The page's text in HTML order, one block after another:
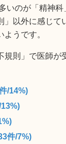
いのが「精神科
」以外に感じて
うです。
規則」で医師が
/14%)
件/7%)